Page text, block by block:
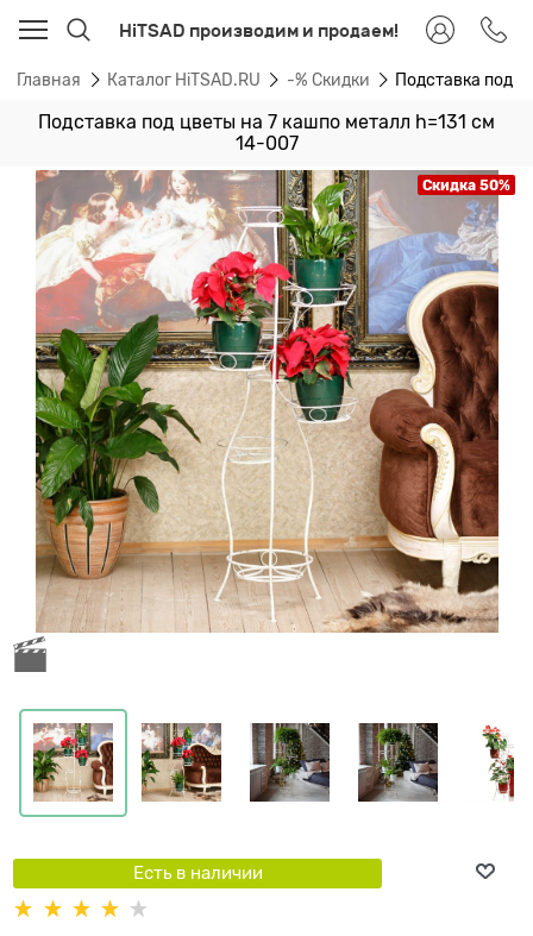
HiTSAD производим и продаем!
Главная Каталог HiTSAD.RU -% Скидки Подставка под
Подставка под цветы на 7 кашпо металл h=131 см
14-007
Скидка 50%
Есть в наличии